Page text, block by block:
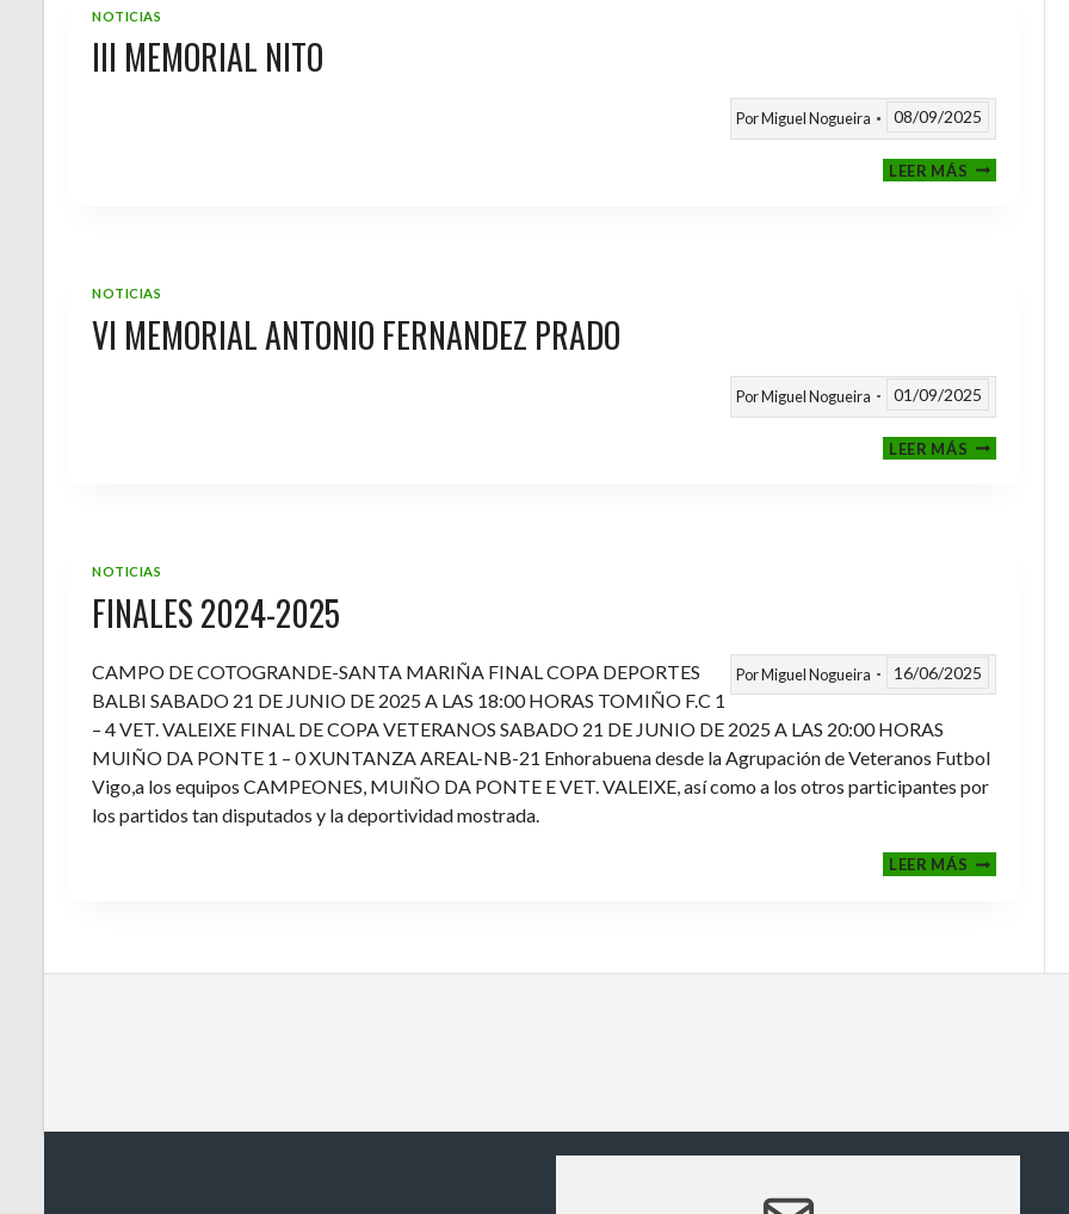
NOTICIAS
III MEMORIAL NITO
PorMiguel Nogueira 08/09/2025
LEER MÁSIII
MEMORIAL
NOTICIAS
VI MEMORIAL ANTONIO FERNANDEZ PRADO
PorMiguel Nogueira 01/09/2025
LEER MÁSVI
MEMORIAL
NOTICIAS
FINALES 2024-2025
PorMiguel Nogueira 16/06/2025
CAMPO DE COTOGRANDE-SANTA MARIÑA FINAL COPA DEPORTES
BALBI SABADO 21 DE JUNIO DE 2025 A LAS 18:00 HORAS TOMIÑO F.C 1
– 4 VET. VALEIXE FINAL DE COPA VETERANOS SABADO 21 DE JUNIO DE 2025 A LAS 20:00 HORAS
MUIÑO DA PONTE 1 – 0 XUNTANZA AREAL-NB-21 Enhorabuena desde la Agrupación de Veteranos Futbol
Vigo,a los equipos CAMPEONES, MUIÑO DA PONTE E VET. VALEIXE, así como a los otros participantes por
los partidos tan disputados y la deportividad mostrada.
LEER MÁSFINALES
2024-